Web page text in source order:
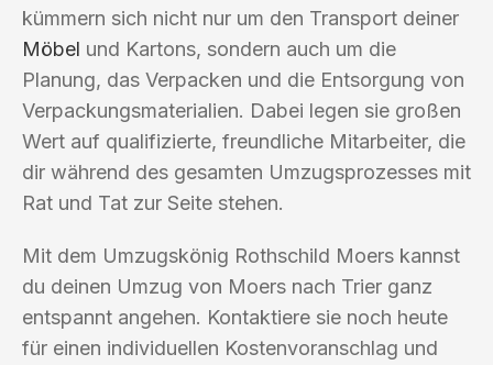
kümmern sich nicht nur um den Transport deiner
Möbel und Kartons, sondern auch um die
Planung, das Verpacken und die Entsorgung von
Verpackungsmaterialien. Dabei legen sie großen
Wert auf qualifizierte, freundliche Mitarbeiter, die
dir während des gesamten Umzugsprozesses mit
Rat und Tat zur Seite stehen.
Mit dem Umzugskönig Rothschild Moers kannst
du deinen Umzug von Moers nach Trier ganz
entspannt angehen. Kontaktiere sie noch heute
für einen individuellen Kostenvoranschlag und